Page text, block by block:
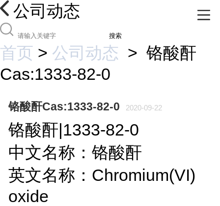
公司动态
搜索
首页 > 公司动态 > 铬酸酐
Cas:1333-82-0
铬酸酐Cas:1333-82-0 2020-09-22
铬酸酐|1333-82-0
中文名称：铬酸酐
英文名称：Chromium(VI)
oxide